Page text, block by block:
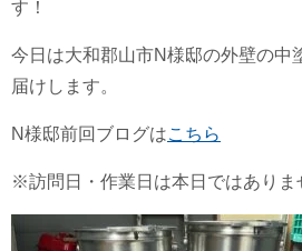
す！
今日は大和郡山市N様邸の外壁の中
届けします。
N様邸前回ブログはこちら
※訪問日・作業日は本日ではありま